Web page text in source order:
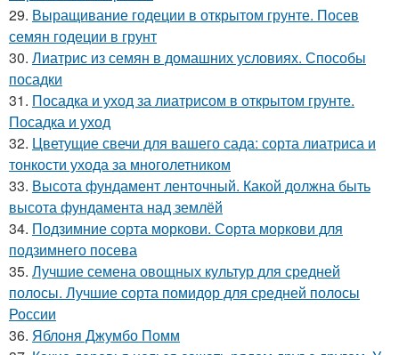
29. Выращивание годеции в открытом грунте. Посев
семян годеции в грунт
30. Лиатрис из семян в домашних условиях. Способы
посадки
31. Посадка и уход за лиатрисом в открытом грунте.
Посадка и уход
32. Цветущие свечи для вашего сада: сорта лиатриса и
тонкости ухода за многолетником
33. Высота фундамент ленточный. Какой должна быть
высота фундамента над землёй
34. Подзимние сорта моркови. Сорта моркови для
подзимнего посева
35. Лучшие семена овощных культур для средней
полосы. Лучшие сорта помидор для средней полосы
России
36. Яблоня Джумбо Помм